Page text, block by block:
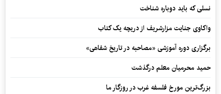
نسلی که باید دوباره شناخت
واکاوی جنایت مزارشریف از دریچه یک کتاب
برگزاری دوره آموزشی «مصاحبه در تاریخ شفاهی»
حمید محرمیان معلم درگذشت
بزرگ‌ترین مورخ فلسفه غرب در روزگار ما